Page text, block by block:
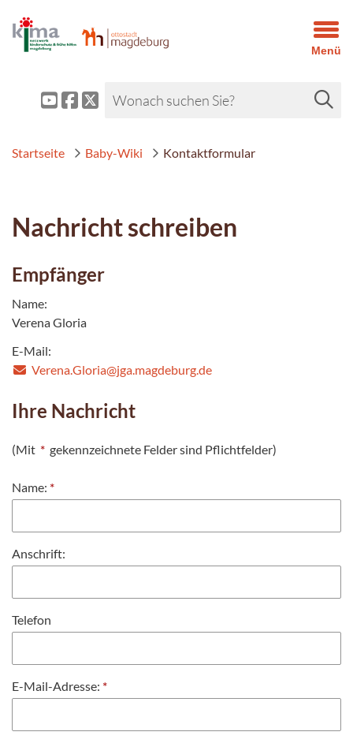
Menü
Startseite Baby-Wiki Kontaktformular
Nachricht schreiben
Empfänger
Name:
Verena Gloria
E-Mail:
Verena.Gloria@jga.magdeburg.de
Ihre Nachricht
(Mit * gekennzeichnete Felder sind Pflichtfelder)
Name: *
Anschrift:
Telefon
E-Mail-Adresse: *